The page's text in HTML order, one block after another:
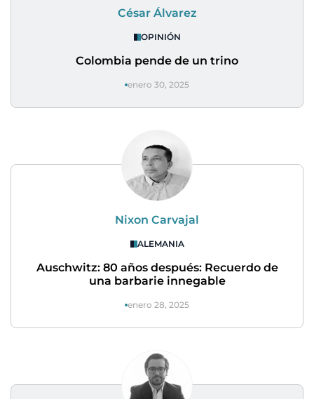
César Álvarez
OPINIÓN
Colombia pende de un trino
enero 30, 2025
Nixon Carvajal
ALEMANIA
Auschwitz: 80 años después: Recuerdo de
una barbarie innegable
enero 28, 2025